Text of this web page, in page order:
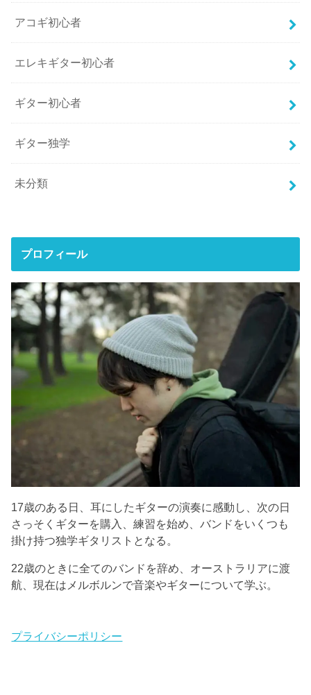
アコギ初心者
エレキギター初心者
ギター初心者
ギター独学
未分類
プロフィール
17歳のある日、耳にしたギターの演奏に感動し、次の日
さっそくギターを購入、練習を始め、バンドをいくつも
掛け持つ独学ギタリストとなる。
22歳のときに全てのバンドを辞め、オーストラリアに渡
航、現在はメルボルンで音楽やギターについて学ぶ。
プライバシーポリシー